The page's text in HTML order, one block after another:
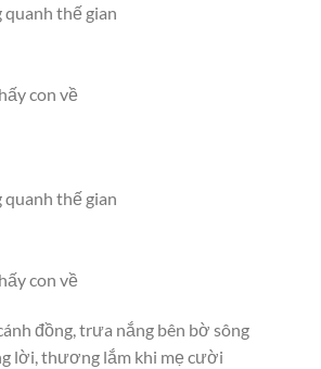
thế gian
con về
thế gian
con về
đồng, trưa nắng bên bờ sông
lời, thương lắm khi mẹ cười